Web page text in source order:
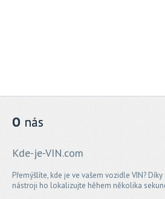
O nás
Kde-je-VIN.com
Přemýšlíte, kde je ve vašem vozidle VIN? Díky
nástroji ho lokalizujte hěhem několika